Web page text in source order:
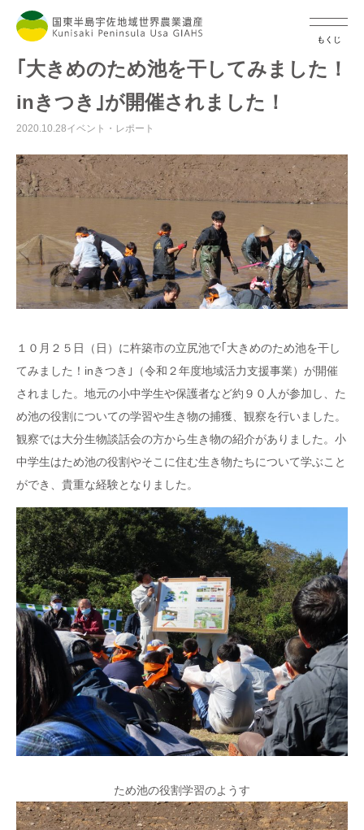
もくじ
｢大きめのため池を干してみました！
inきつき｣が開催されました！
2020.10.28イベント・レポート
１０月２５日（日）に杵築市の立尻池で｢大きめのため池を干し
てみました！inきつき｣（令和２年度地域活力支援事業）が開催
されました。地元の小中学生や保護者など約９０人が参加し、た
め池の役割についての学習や生き物の捕獲、観察を行いました。
観察では大分生物談話会の方から生き物の紹介がありました。小
中学生はため池の役割やそこに住む生き物たちについて学ぶこと
ができ、貴重な経験となりました。
ため池の役割学習のようす